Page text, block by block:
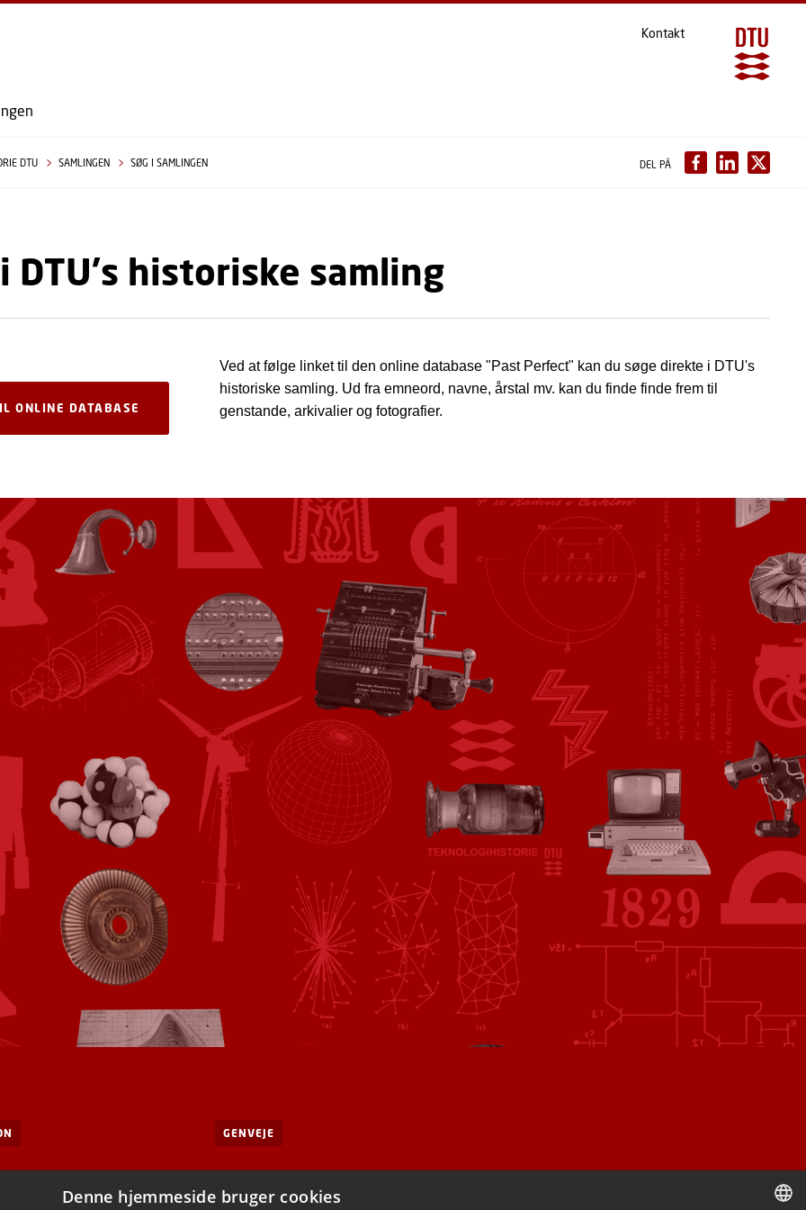
GÅ TIL PRIMÆRT INDHOLD (TRYK ENTER).
Kontakt
DTU SAMLINGEN SØG I SAMLINGEN DEL PÅ
DTU's historiske samling
ONLINE DATABASE
Ved at følge linket til den online database "Past Perfect" kan du søge direkte i DTU's
historiske samling. Ud fra emneord, navne, årstal mv. kan du finde finde frem til
genstande, arkivalier og fotografier.
GENVEJE
Denne hjemmeside bruger cookies